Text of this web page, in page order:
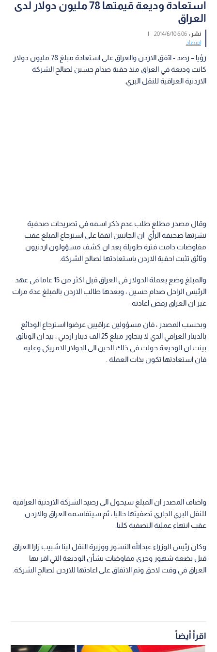
استعادة وديعة قيمتها 78 مليون دولار لدى
العراق
نشر :6:06 2014/6/10
|
اقتصاد
رؤيا – رصد - اتفق الاردن والعراق على استعادة مبلغ 78 مليون دولار
كانت وديعة في العراق منذ حقبة صدام حسين لصالح الشركة
الاردنية العراقية للنقل البري.
وقال مصدر مطلع طلب عدم ذكر اسمه في تصريحات صحفية
نشرتها صحيفة الرأي ان الجانبين اتفقا على استرجاع المبلغ عقب
مفاوضات دامت فترة طويلة بعد ان كشف مسؤولون اردنيون
وثائق تثبت احقية الاردن باستعادتها لصالح الشركة.
والمبلغ وضع بعملة الدولار في العراق قبل اكثر من 15 عاما في عهد
الرئيس الراحل صدام حسين ، وبعدها طالب الاردن بالمبلغ عدة مرات
غير ان العراق رفض اعادته.
وبحسب المصدر ، فان مسؤولين عراقيين عرضوا استرجاع الودائع
بالدينار العراقي الذي لا يتجاوز مبلغ 25 الف دينار اردني ، بيد ان الوثائق
بينت ان الوديعة حولت في ذلك الحين الى الدولار الامريكي وعليه
فان استعادتها تكون بذات العملة .
واضاف المصدر ان المبلغ سيحول الى رصيد الشركة الاردنية العراقية
للنقل البري الجاري تصفيتها حاليا ، ثم سيتقاسمه العراق والاردن
عقب انتهاء عملية التصفية كليا.
وكان رئيس الوزراء عبدالله النسور ووزيرة النقل لينا شبيب زارا العراق
قبل بضعة شهور وجرى مفاوضات بشأن الوديعة التي اقر بها
العراق في وقت لاحق وتم الاتفاق على اعادتها للاردن لصالح الشركة.
اقرأ أيضاً